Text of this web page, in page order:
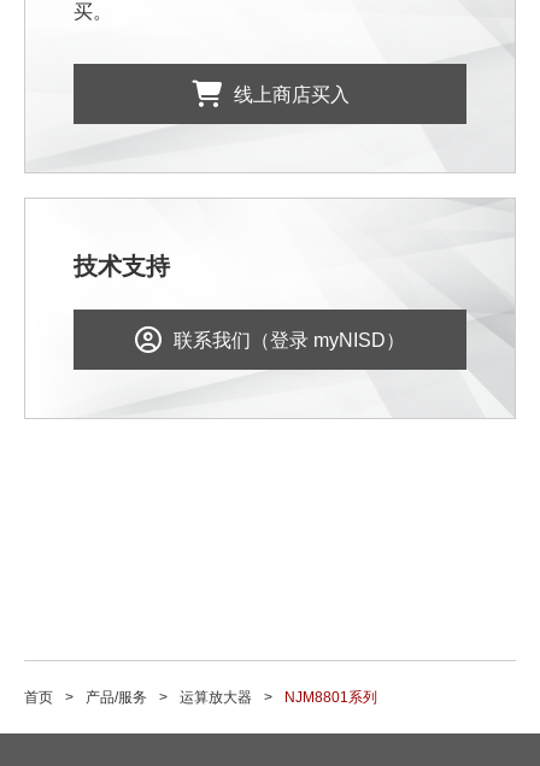
买。
线上商店买入
技术支持
联系我们（登录 myNISD）
首页 产品/服务 运算放大器 NJM8801系列